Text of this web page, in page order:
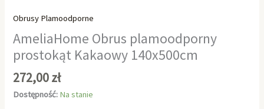
Obrusy Plamoodporne
AmeliaHome Obrus plamoodporny
prostokąt Kakaowy 140x500cm
272,00zł
Dostępność: Na stanie